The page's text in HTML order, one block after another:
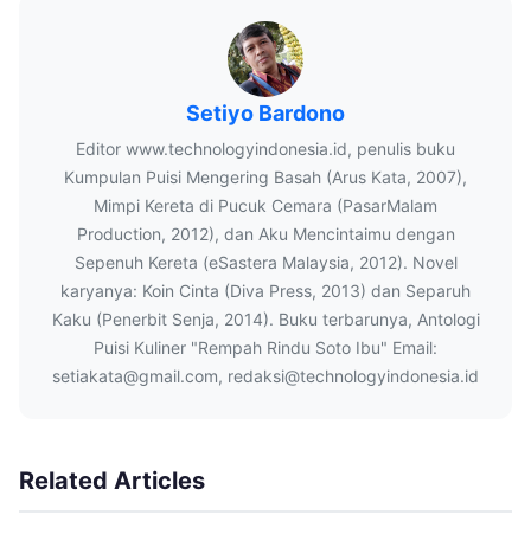
Setiyo Bardono
Editor www.technologyindonesia.id, penulis buku
Kumpulan Puisi Mengering Basah (Arus Kata, 2007),
Mimpi Kereta di Pucuk Cemara (PasarMalam
Production, 2012), dan Aku Mencintaimu dengan
Sepenuh Kereta (eSastera Malaysia, 2012). Novel
karyanya: Koin Cinta (Diva Press, 2013) dan Separuh
Kaku (Penerbit Senja, 2014). Buku terbarunya, Antologi
Puisi Kuliner "Rempah Rindu Soto Ibu" Email:
setiakata@gmail.com, redaksi@technologyindonesia.id
Related Articles